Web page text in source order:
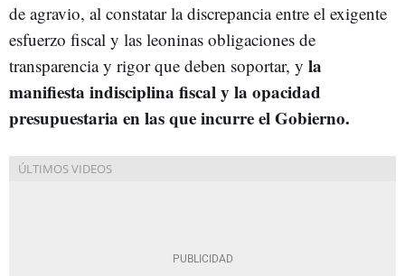
de agravio, al constatar la discrepancia entre el exigente
esfuerzo fiscal y las leoninas obligaciones de
transparencia y rigor que deben soportar, y la
manifiesta indisciplina fiscal y la opacidad
presupuestaria en las que incurre el Gobierno.